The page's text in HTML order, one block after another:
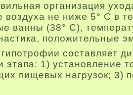
организация
воздуха не ниже 5° С в
ванны (38° С),
положительные
составляет
этапа: 1) установление
пищевых нагрузок; 3)